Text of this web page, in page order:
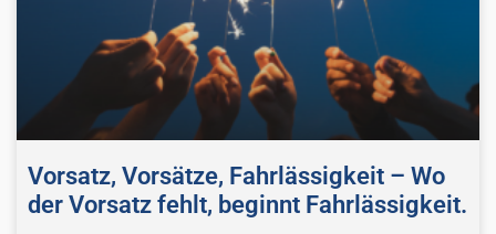
Vorsatz, Vorsätze, Fahrlässigkeit – Wo
der Vorsatz fehlt, beginnt Fahrlässigkeit.